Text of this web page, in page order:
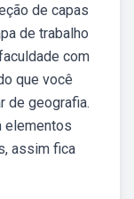
de capas
de trabalho
com
que você
de geografia.
elementos
assim fica